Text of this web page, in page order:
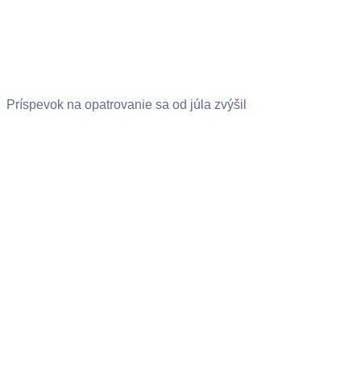
Príspevok na opatrovanie sa od júla zvýšil